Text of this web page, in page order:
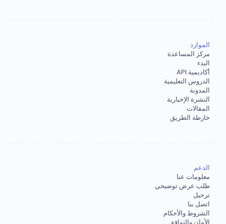
الموارد
مركز المساعدة
البدء
أكاديمية API
الدروس التعليمية
المدونة
النشرة الإخبارية
المقالات
خارطة الطريق
الدعم
معلومات عنا
طلب عرض توضيحي
ترحيل
اتصل بنا
الشروط والأحكام